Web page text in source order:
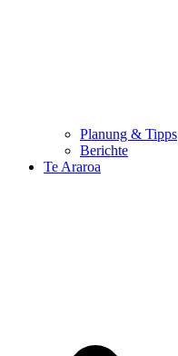
Planung & Tipps
Berichte
Te Araroa